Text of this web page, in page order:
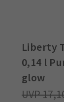
Liberty
0,14 l
glow